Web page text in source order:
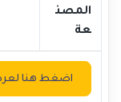
المصن
عة
اضغط هنا